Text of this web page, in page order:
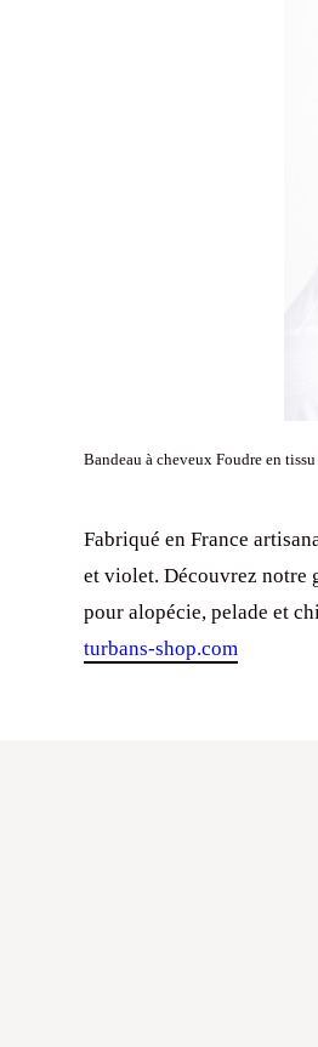
Bandeau à cheveux Foudre en
Fabriqué en France
et violet. Découvrez notre
pour alopécie, pelade et
turbans-shop.com